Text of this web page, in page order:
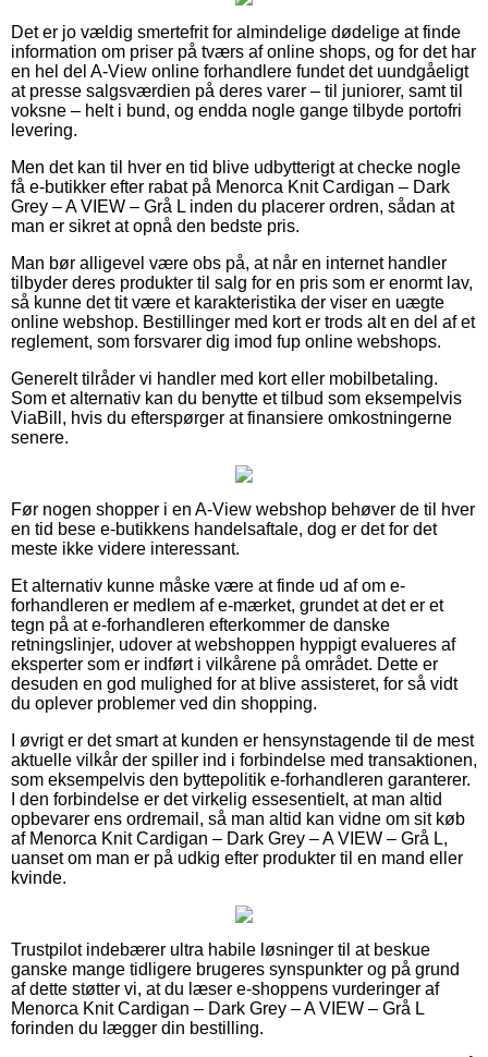
Det er jo vældig smertefrit for almindelige dødelige at finde
information om priser på tværs af online shops, og for det har
en hel del A-View online forhandlere fundet det uundgåeligt
at presse salgsværdien på deres varer – til juniorer, samt til
voksne – helt i bund, og endda nogle gange tilbyde portofri
levering.
Men det kan til hver en tid blive udbytterigt at checke nogle
få e-butikker efter rabat på Menorca Knit Cardigan – Dark
Grey – A VIEW – Grå L inden du placerer ordren, sådan at
man er sikret at opnå den bedste pris.
Man bør alligevel være obs på, at når en internet handler
tilbyder deres produkter til salg for en pris som er enormt lav,
så kunne det tit være et karakteristika der viser en uægte
online webshop. Bestillinger med kort er trods alt en del af et
reglement, som forsvarer dig imod fup online webshops.
Generelt tilråder vi handler med kort eller mobilbetaling.
Som et alternativ kan du benytte et tilbud som eksempelvis
ViaBill, hvis du efterspørger at finansiere omkostningerne
senere.
Før nogen shopper i en A-View webshop behøver de til hver
en tid bese e-butikkens handelsaftale, dog er det for det
meste ikke videre interessant.
Et alternativ kunne måske være at finde ud af om e-
forhandleren er medlem af e-mærket, grundet at det er et
tegn på at e-forhandleren efterkommer de danske
retningslinjer, udover at webshoppen hyppigt evalueres af
eksperter som er indført i vilkårene på området. Dette er
desuden en god mulighed for at blive assisteret, for så vidt
du oplever problemer ved din shopping.
I øvrigt er det smart at kunden er hensynstagende til de mest
aktuelle vilkår der spiller ind i forbindelse med transaktionen,
som eksempelvis den byttepolitik e-forhandleren garanterer.
I den forbindelse er det virkelig essesentielt, at man altid
opbevarer ens ordremail, så man altid kan vidne om sit køb
af Menorca Knit Cardigan – Dark Grey – A VIEW – Grå L,
uanset om man er på udkig efter produkter til en mand eller
kvinde.
Trustpilot indebærer ultra habile løsninger til at beskue
ganske mange tidligere brugeres synspunkter og på grund
af dette støtter vi, at du læser e-shoppens vurderinger af
Menorca Knit Cardigan – Dark Grey – A VIEW – Grå L
forinden du lægger din bestilling.